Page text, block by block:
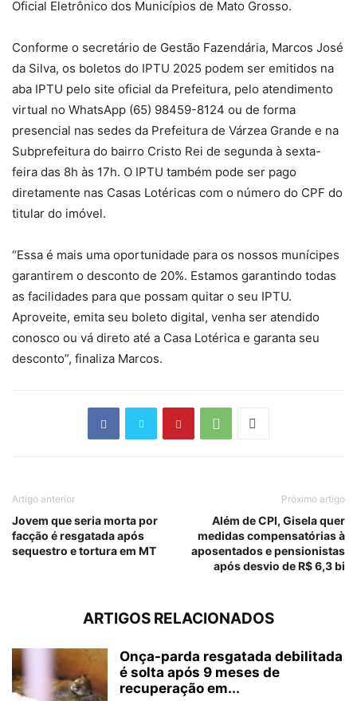
Oficial Eletrônico dos Municípios de Mato Grosso.
Conforme o secretário de Gestão Fazendária, Marcos José
da Silva, os boletos do IPTU 2025 podem ser emitidos na
aba IPTU pelo site oficial da Prefeitura, pelo atendimento
virtual no WhatsApp (65) 98459-8124 ou de forma
presencial nas sedes da Prefeitura de Várzea Grande e na
Subprefeitura do bairro Cristo Rei de segunda à sexta-
feira das 8h às 17h. O IPTU também pode ser pago
diretamente nas Casas Lotéricas com o número do CPF do
titular do imóvel.
“Essa é mais uma oportunidade para os nossos munícipes
garantirem o desconto de 20%. Estamos garantindo todas
as facilidades para que possam quitar o seu IPTU.
Aproveite, emita seu boleto digital, venha ser atendido
conosco ou vá direto até a Casa Lotérica e garanta seu
desconto”, finaliza Marcos.
Artigo anterior
Jovem que seria morta por
facção é resgatada após
sequestro e tortura em MT
Próximo artigo
Além de CPI, Gisela quer
medidas compensatórias à
aposentados e pensionistas
após desvio de R$ 6,3 bi
ARTIGOS RELACIONADOS
Onça-parda resgatada debilitada
é solta após 9 meses de
recuperação em...